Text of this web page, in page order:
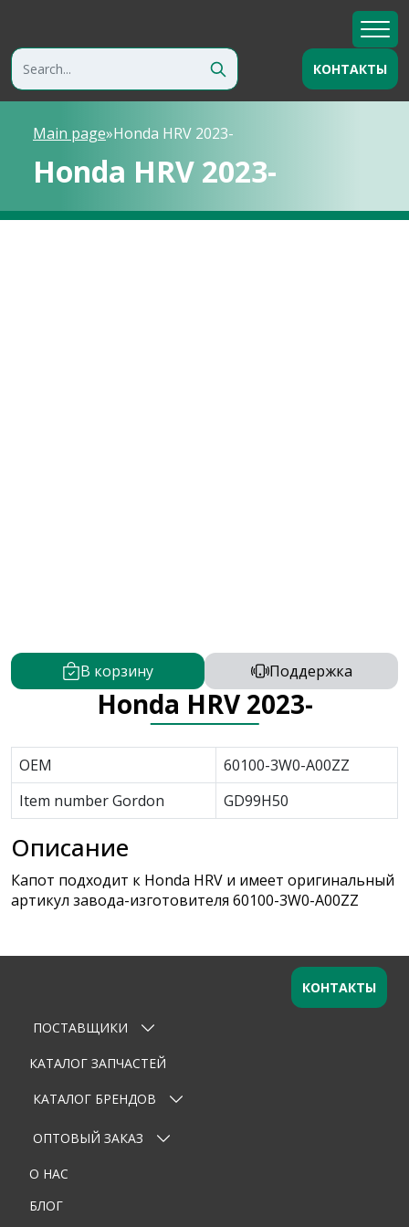
КОНТАКТЫ
Main page»Honda HRV 2023-
Honda HRV 2023-
В корзину Поддержка
Honda HRV 2023-
OEM
60100-3W0-A00ZZ
Item number Gordon
GD99H50
Описание
Капот подходит к Honda HRV и имеет оригинальный
артикул завода-изготовителя 60100-3W0-A00ZZ
Оставьте заявку
Ваше имя
Email
Телефон
ПОСТАВЩИКИ
КАТАЛОГ ЗАПЧАСТЕЙ
КАТАЛОГ БРЕНДОВ
ОПТОВЫЙ ЗАКАЗ
О НАС
БЛОГ
КОНТАКТЫ